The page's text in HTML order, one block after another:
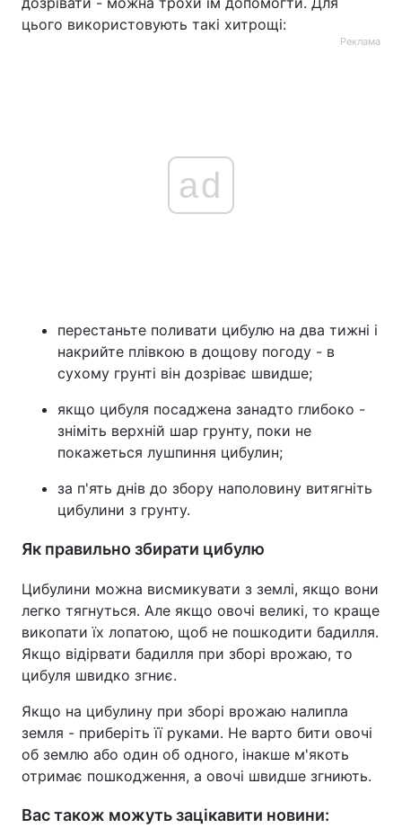
цього використовують такі хитрощі:
Реклама
ad
перестаньте поливати цибулю на два тижні і
накрийте плівкою в дощову погоду - в
сухому грунті він дозріває швидше;
якщо цибуля посаджена занадто глибоко -
зніміть верхній шар грунту, поки не
покажеться лушпиння цибулин;
за п'ять днів до збору наполовину витягніть
цибулини з грунту.
Як правильно збирати цибулю
Цибулини можна висмикувати з землі, якщо вони
легко тягнуться. Але якщо овочі великі, то краще
викопати їх лопатою, щоб не пошкодити бадилля.
Якщо відірвати бадилля при зборі врожаю, то
цибуля швидко згниє.
Якщо на цибулину при зборі врожаю налипла
земля - приберіть її руками. Не варто бити овочі
об землю або один об одного, інакше м'якоть
отримає пошкодження, а овочі швидше згниють.
Вас також можуть зацікавити новини: